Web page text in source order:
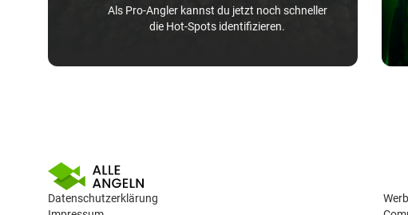
Als Pro-Angler kannst du jetzt noch schneller
die Hot-Spots identifizieren.
Datenschutzerklärung